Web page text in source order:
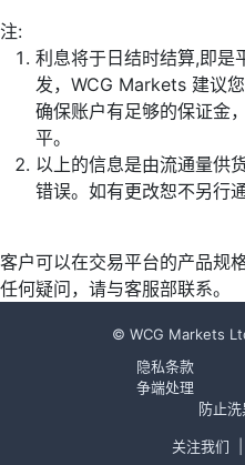
注:
利息将于日结时结算,即
发，WCG Markets 建议
确保账户有足够的保证金
平。
以上的信息是由流通量供
错误。如有更改恕不另行
客户可以在交易平台的产品规
任何疑问，请与客服部联系。
© WCG Markets
隐私条款
争端处理
防止
关注我们